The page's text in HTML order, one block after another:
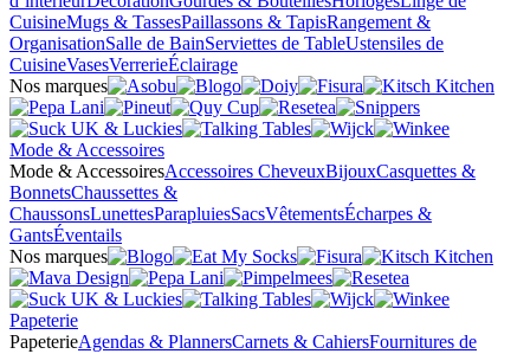
CuisineMugs & TassesPaillassons & TapisRangement &
OrganisationSalle de BainServiettes de TableUstensiles de
CuisineVasesVerrerieÉclairage
Nos marques
Mode & Accessoires
Mode & AccessoiresAccessoires CheveuxBijouxCasquettes &
BonnetsChaussettes &
ChaussonsLunettesParapluiesSacsVêtementsÉcharpes &
GantsÉventails
Nos marques
Papeterie
PapeterieAgendas & PlannersCarnets & CahiersFournitures de